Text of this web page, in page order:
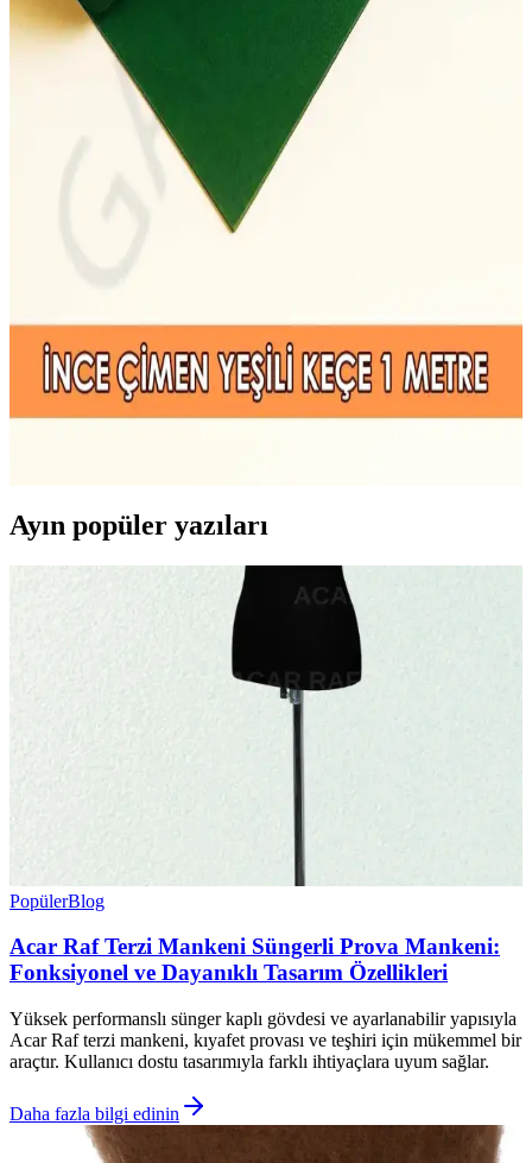
Kırmızı Keçe Fiyonk Süsler: Çeyiz ve Hediye Kutusu
Dekorasyonunda Kullanım Rehberi
Yüksek kaliteli kırmızı keçe fiyonklar, kolay uygulanabilir
yapışkanlı tasarımıyla çeyiz ve hediye kutlarınızı estetik ve dayanıklı
şekilde süsler, çeşitli etkinliklerde kullanılır.
Artline 220 Super Fine 0.2mm Keçe Uçlu Kalem
Siyah ile İnce Detaylarda Üstün Performans
Yeşil Keçe Kumaş: Yaratıcı El İşleri ve Dekorasyon
İçin Uygun 1mm Kalınlıkta Malzeme
Yüksek kaliteli, 1mm ince yapıya sahip yeşil keçe kumaş, el işi ve
Ayın popüler yazıları
PopülerBlog
Acar Raf Terzi Mankeni Süngerli Prova Mankeni:
Fonksiyonel ve Dayanıklı Tasarım Özellikleri
Yüksek performanslı sünger kaplı gövdesi ve ayarlanabilir yapısıyla
Acar Raf terzi mankeni, kıyafet provası ve teşhiri için mükemmel bir
araçtır. Kullanıcı dostu tasarımıyla farklı ihtiyaçlara uyum sağlar.
Daha fazla bilgi edinin